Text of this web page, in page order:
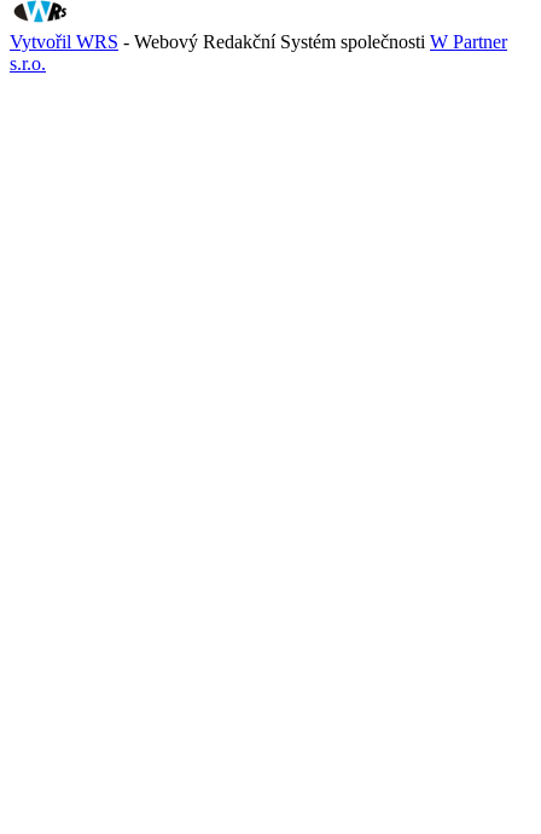
Vytvořil WRS - Webový Redakční Systém společnosti W Partner
s.r.o.